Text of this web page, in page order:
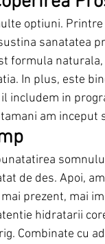
optiuni.
sanatatea
formula
In plus, este
includem in
am inceput
de des. Apoi,
prezent, mai
hidratarii
Combinate cu